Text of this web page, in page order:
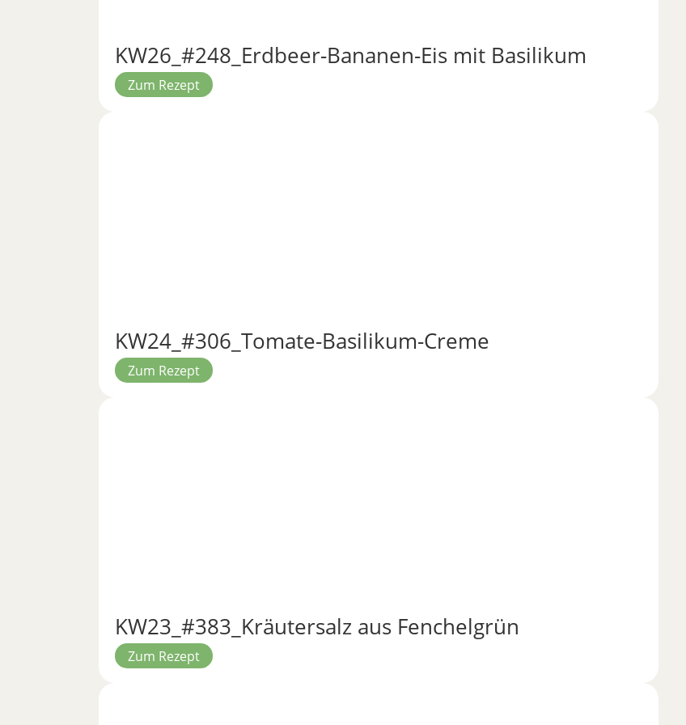
KW26_#248_Erdbeer-Bananen-Eis mit Basilikum
Zum Rezept
KW24_#306_Tomate-Basilikum-Creme
Zum Rezept
KW23_#383_Kräutersalz aus Fenchelgrün
Zum Rezept